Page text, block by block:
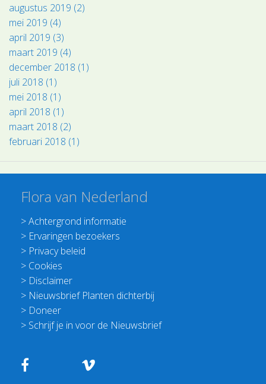
augustus 2019 (2)
mei 2019 (4)
april 2019 (3)
maart 2019 (4)
december 2018 (1)
juli 2018 (1)
mei 2018 (1)
april 2018 (1)
maart 2018 (2)
februari 2018 (1)
Flora van Nederland
>Achtergrond informatie
> Ervaringen bezoekers
> Privacy beleid
> Cookies
> Disclaimer
> Nieuwsbrief Planten dichterbij
> Doneer
> Schrijf je in voor de Nieuwsbrief